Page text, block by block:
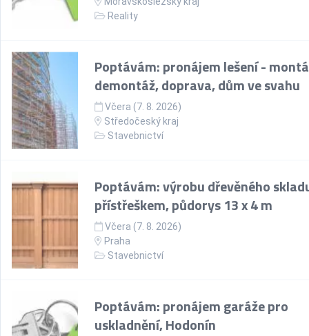
Reality
Poptávám: pronájem lešení -
demontáž, doprava, dům ve svahu
Včera (7. 8. 2026)
Středočeský kraj
Stavebnictví
Poptávám: výrobu dřevěného
přístřeškem, půdorys 13 x 4 m
Včera (7. 8. 2026)
Praha
Stavebnictví
Poptávám: pronájem garáže pro
uskladnění, Hodonín